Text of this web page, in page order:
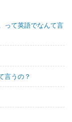
って英語でなんて言
言うの？